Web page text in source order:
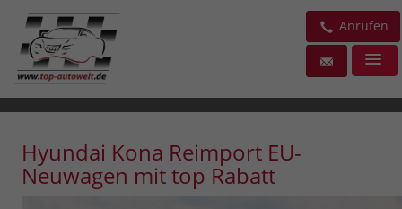
Anrufen
Hyundai Kona Reimport EU-
Neuwagen mit top Rabatt